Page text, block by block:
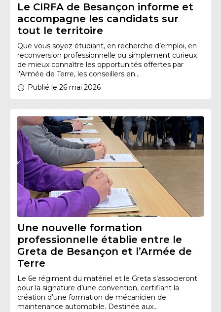
Le CIRFA de Besançon informe et
accompagne les candidats sur
tout le territoire
Que vous soyez étudiant, en recherche d’emploi, en
reconversion professionnelle ou simplement curieux
de mieux connaître les opportunités offertes par
l’Armée de Terre, les conseillers en...
Publié le 26 mai 2026
Une nouvelle formation
professionnelle établie entre le
Greta de Besançon et l’Armée de
Terre
Le 6e régiment du matériel et le Greta s’associeront
pour la signature d’une convention, certifiant la
création d’une formation de mécanicien de
maintenance automobile. Destinée aux...